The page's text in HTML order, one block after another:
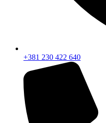
+381 230 422 640